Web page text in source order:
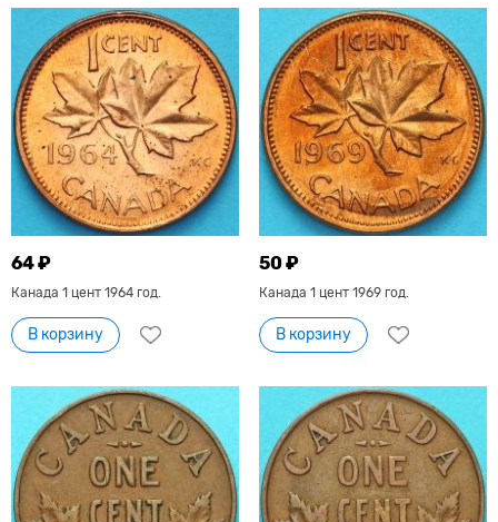
64 ₽
Канада 1 цент 1964 год.
В корзину
50 ₽
Канада 1 цент 1969 год.
В корзину